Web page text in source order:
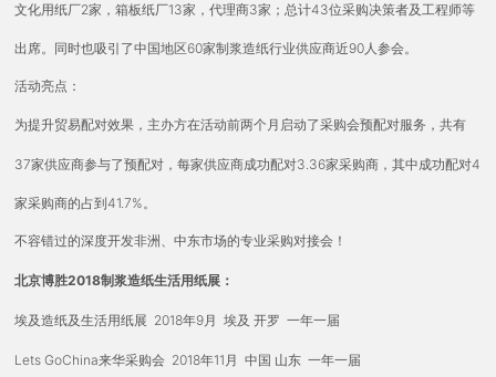
文化用纸厂2家，箱板纸厂13家，代理商3家；总计43位采购决策者及工程师等
出席。同时也吸引了中国地区60家制浆造纸行业供应商近90人参会。
活动亮点：
为提升贸易配对效果，主办方在活动前两个月启动了采购会预配对服务，共有
37家供应商参与了预配对，每家供应商成功配对3.36家采购商，其中成功配对4
家采购商的占到41.7%。
不容错过的深度开发非洲、中东市场的专业采购对接会！
北京博胜2018制浆造纸生活用纸展：
埃及造纸及生活用纸展 2018年9月 埃及 开罗 一年一届
Lets GoChina来华采购会 2018年11月 中国 山东 一年一届